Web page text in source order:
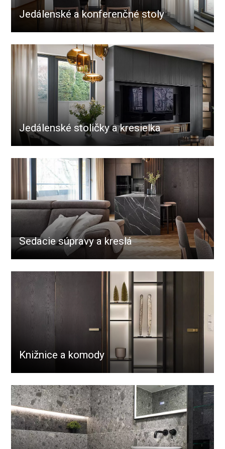
Jedálenské a konferenčné stoly
Jedálenské stoličky a kresielka
Sedacie súpravy a kreslá
Knižnice a komody